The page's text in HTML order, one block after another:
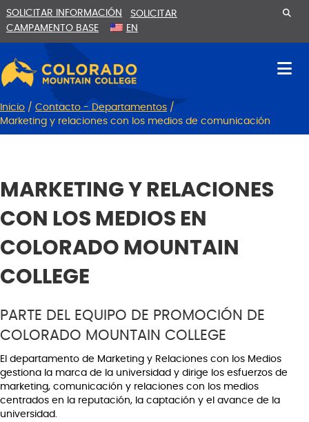
al
contenido
la
navegación
SOLICITAR INFORMACIÓN
SOLICITAR
CAMPAMENTO BASE
EN
Inicio / Contacto - Departamentos /
Marketing y relaciones con los medios de comunicación
MARKETING Y RELACIONES
CON LOS MEDIOS EN
COLORADO MOUNTAIN
COLLEGE
PARTE DEL EQUIPO DE PROMOCIÓN DE
COLORADO MOUNTAIN COLLEGE
El departamento de Marketing y Relaciones con los Medios
gestiona la marca de la universidad y dirige los esfuerzos de
marketing, comunicación y relaciones con los medios
centrados en la reputación, la captación y el avance de la
universidad.